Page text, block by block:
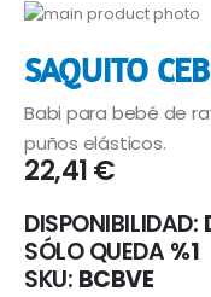
Saltar
final
de
la
galería
de
imágenes
al
comienzo
de
la
galería
imágenes
SAQUITO
Babi para bebé de
puños elásticos.
22,41 €
DISPONIBILIDAD:
SÓLO QUEDA %1
SKU BCBVE